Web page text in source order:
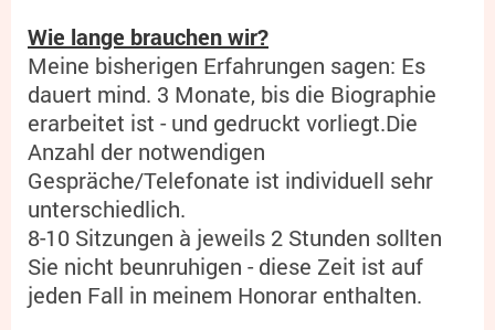
Wie lange brauchen wir?
Meine bisherigen Erfahrungen sagen: Es
dauert mind. 3 Monate, bis die Biographie
erarbeitet ist - und gedruckt vorliegt.Die
Anzahl der notwendigen
Gespräche/Telefonate ist individuell sehr
unterschiedlich.
8-10 Sitzungen à jeweils 2 Stunden sollten
Sie nicht beunruhigen - diese Zeit ist auf
jeden Fall in meinem Honorar enthalten.